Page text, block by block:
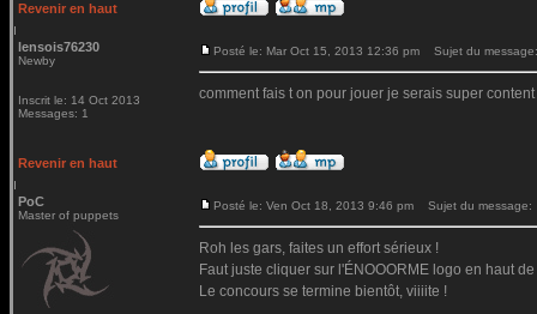
Revenir en haut
lensois76230
Newby
Inscrit le: 14 Oct 2013
Messages: 1
Posté le: Mar Oct 15, 2013 12:36 pm Sujet du
comment fais t on pour jouer je serais super
Revenir en haut
PoC
Master of puppets
Posté le: Ven Oct 18, 2013 9:46 pm Sujet du message:
Roh les gars, faites un effort sérieux !
Faut juste cliquer sur l'ÉNOOORME logo en haut
Le concours se termine bientôt, viiiite !